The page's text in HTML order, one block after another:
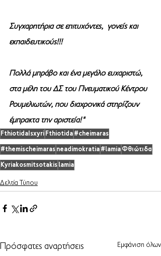
Συγχαρητήρια σε επιτυχόντες,  γονείς και
εκπαιδευτικούς!!!
Πολλά μπράβο και ένα μεγάλο ευχαριστώ,
στα μέλη του ΔΣ του Πνευματικού Κέντρου
Ρουμελιωτών, που διαχρονικά στηρίζουν
έμπρακτα την αριστεία!"
FthiotidaIsxyri Fthiotida #cheimaras
#themischeimaras neadimokratia #lamia Φθιώτιδα
Kyriakosmitsotakis lamia
Δελτία Τύπου
Πρόσφατες αναρτήσεις Εμφάνιση όλων